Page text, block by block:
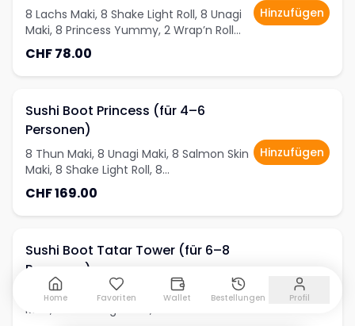
8 Lachs Maki, 8 Shake Light Roll, 8 Unagi
Maki, 8 Princess Yummy, 2 Wrap’n Roll
mit Hühnchenfleisch, 4 Lachs mit Love’s,
2 New Art Taco Tuna Tatar, 2 Butterfish
Nigiri, 4 Shrimp Tempura Roll
CHF 78.00
Hinzufügen
Sushi Boot Princess (für 4–6
Personen)
8 Thun Maki, 8 Unagi Maki, 8 Salmon Skin
Maki, 8 Shake Light Roll, 8
Hühnchenfleisch Roll, 8 Ebi Crunch
Today, 4 White Dream, 8 Shake Light Roll,
4 New Art Taco mit Lachs Tatar, 4
Rainbow Roll
CHF 169.00
Hinzufügen
Sushi Boot Tatar Tower (für 6–8
Personen)
8 Unagi Maki, 8 Shake Maki, 8 Salmon Skin
Maki, 8 Shake Light Roll, 8
Hinzufügen
Home Favoriten Wallet Bestellungen Profil